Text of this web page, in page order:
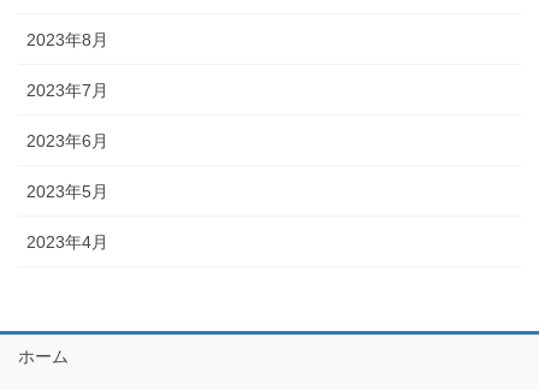
2023年8月
2023年7月
2023年6月
2023年5月
2023年4月
ホーム